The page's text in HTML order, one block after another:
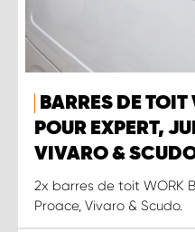
BARRES DE
POUR EXPERT,
VIVARO &
2x barres de toit WORK
Proace, Vivaro & Scudo.